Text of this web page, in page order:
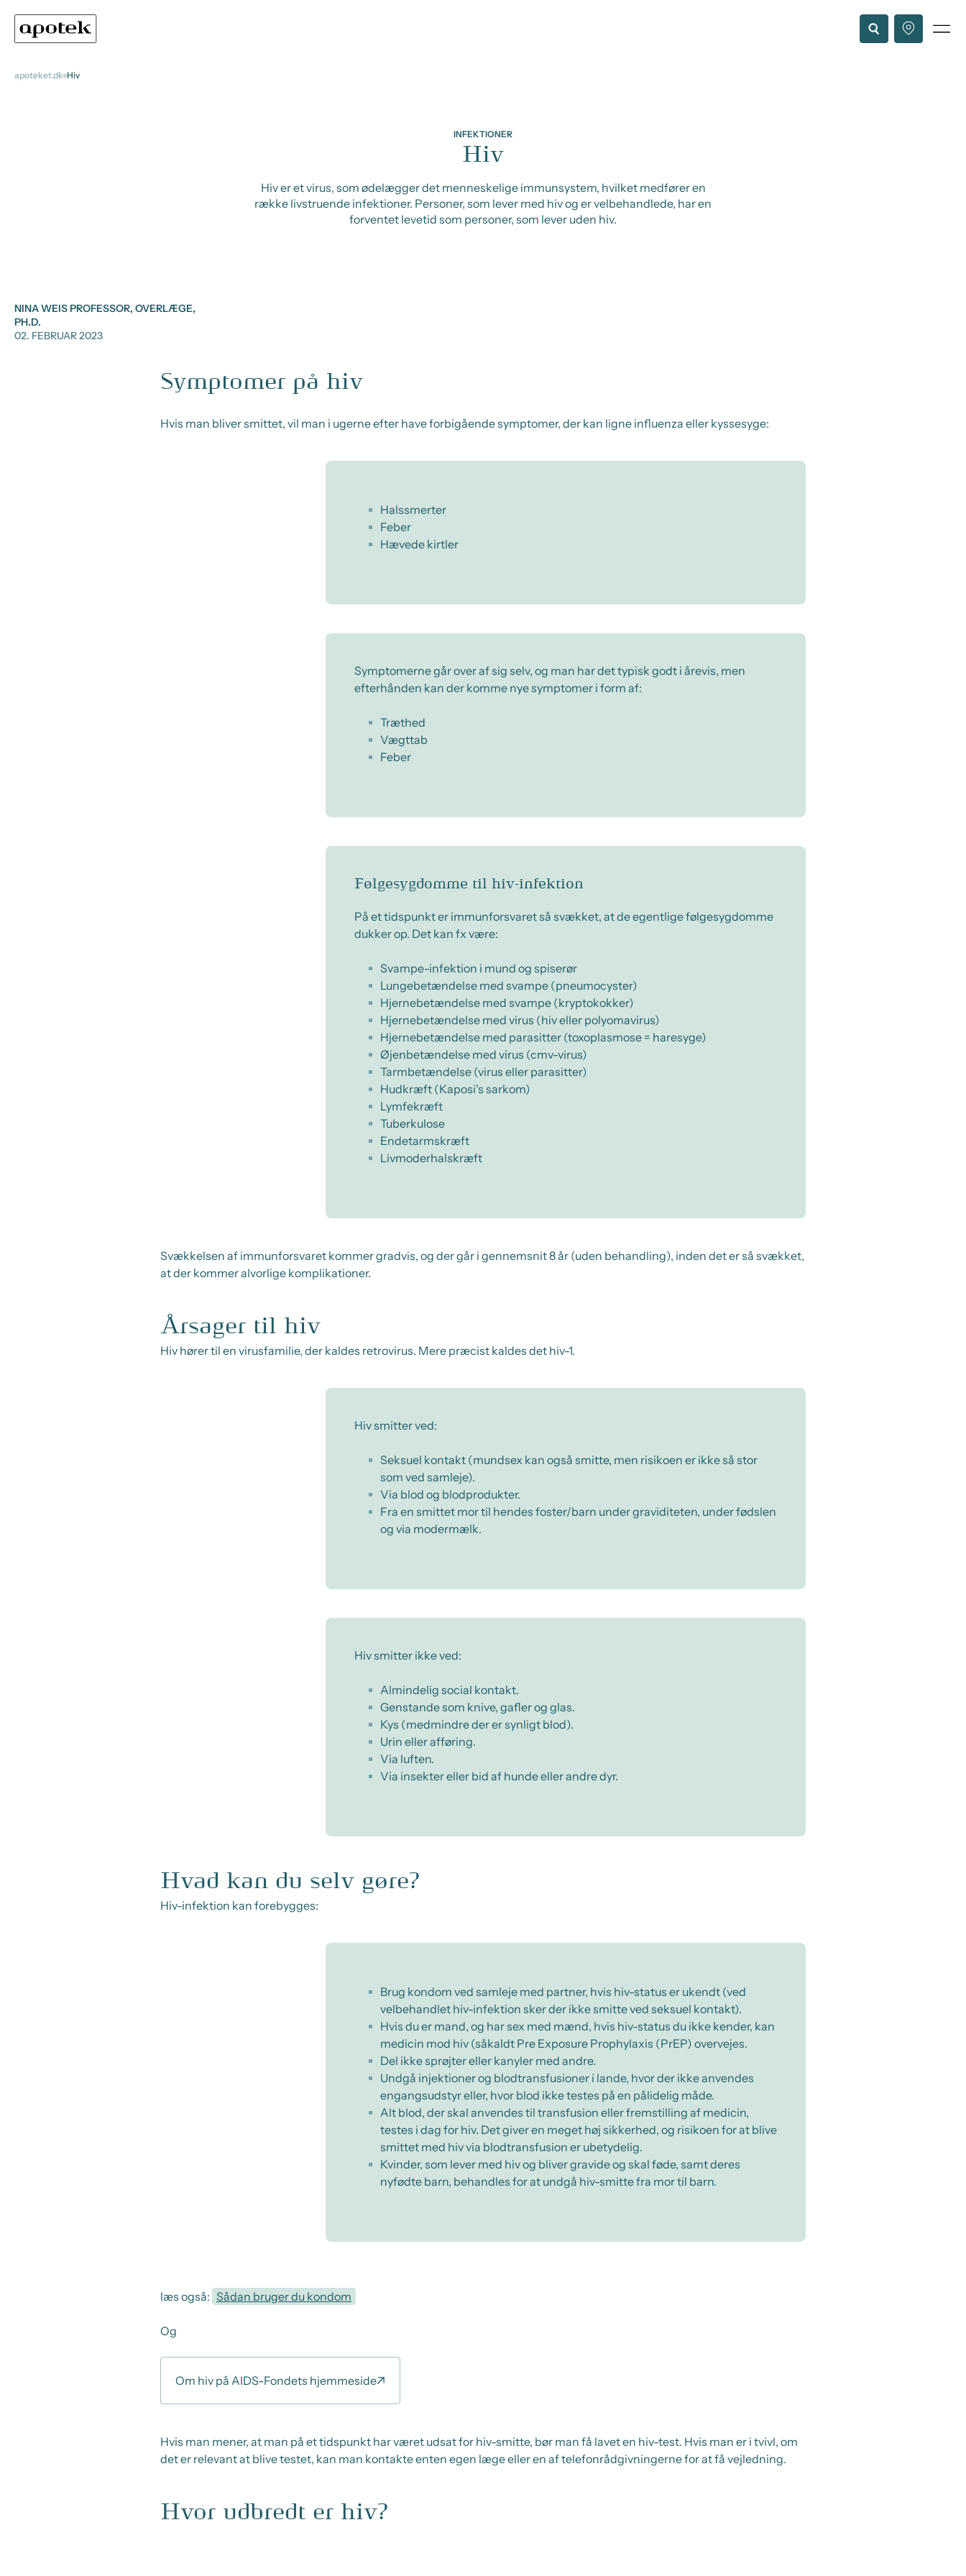
apoteket.dk Hiv
INFEKTIONER
Hiv
Hiv er et virus, som ødelægger det menneskelige immunsystem, hvilket medfører en
række livstruende infektioner. Personer, som lever med hiv og er velbehandlede, har en
forventet levetid som personer, som lever uden hiv.
NINA WEIS PROFESSOR, OVERLÆGE,
PH.D.
02. FEBRUAR 2023
Symptomer på hiv
Hvis man bliver smittet, vil man i ugerne efter have forbigående symptomer, der kan ligne influenza eller kyssesyge:
Halssmerter
Feber
Hævede kirtler
Symptomerne går over af sig selv, og man har det typisk godt i årevis, men
efterhånden kan der komme nye symptomer i form af:
Træthed
Vægttab
Feber
Følgesygdomme til hiv-infektion
På et tidspunkt er immunforsvaret så svækket, at de egentlige følgesygdomme
dukker op. Det kan fx være:
Svampe-infektion i mund og spiserør
Lungebetændelse med svampe (pneumocyster)
Hjernebetændelse med svampe (kryptokokker)
Hjernebetændelse med virus (hiv eller polyomavirus)
Hjernebetændelse med parasitter (toxoplasmose = haresyge)
Øjenbetændelse med virus (cmv-virus)
Tarmbetændelse (virus eller parasitter)
Hudkræft (Kaposi's sarkom)
Lymfekræft
Tuberkulose
Endetarmskræft
Livmoderhalskræft
Svækkelsen af immunforsvaret kommer gradvis, og der går i gennemsnit 8 år (uden behandling), inden det er så svækket,
at der kommer alvorlige komplikationer.
Årsager til hiv
Hiv hører til en virusfamilie, der kaldes retrovirus. Mere præcist kaldes det hiv-1.
Hiv smitter ved:
Seksuel kontakt (mundsex kan også smitte, men risikoen er ikke så stor
som ved samleje).
Via blod og blodprodukter.
Fra en smittet mor til hendes foster/barn under graviditeten, under fødslen
og via modermælk.
Hiv smitter ikke ved:
Almindelig social kontakt.
Genstande som knive, gafler og glas.
Kys (medmindre der er synligt blod).
Urin eller afføring.
Via luften.
Via insekter eller bid af hunde eller andre dyr.
Hvad kan du selv gøre?
Hiv-infektion kan forebygges:
Brug kondom ved samleje med partner, hvis hiv-status er ukendt (ved
velbehandlet hiv-infektion sker der ikke smitte ved seksuel kontakt).
Hvis du er mand, og har sex med mænd, hvis hiv-status du ikke kender, kan
medicin mod hiv (såkaldt Pre Exposure Prophylaxis (PrEP) overvejes.
Del ikke sprøjter eller kanyler med andre.
Undgå injektioner og blodtransfusioner i lande, hvor der ikke anvendes
engangsudstyr eller, hvor blod ikke testes på en pålidelig måde.
Alt blod, der skal anvendes til transfusion eller fremstilling af medicin,
testes i dag for hiv. Det giver en meget høj sikkerhed, og risikoen for at blive
smittet med hiv via blodtransfusion er ubetydelig.
Kvinder, som lever med hiv og bliver gravide og skal føde, samt deres
nyfødte barn, behandles for at undgå hiv-smitte fra mor til barn.
læs også: Sådan bruger du kondom
Og
Om hiv på AIDS-Fondets hjemmeside
Hvis man mener, at man på et tidspunkt har været udsat for hiv-smitte, bør man få lavet en hiv-test. Hvis man er i tvivl, om
det er relevant at blive testet, kan man kontakte enten egen læge eller en af telefonrådgivningerne for at få vejledning.
Hvor udbredt er hiv?